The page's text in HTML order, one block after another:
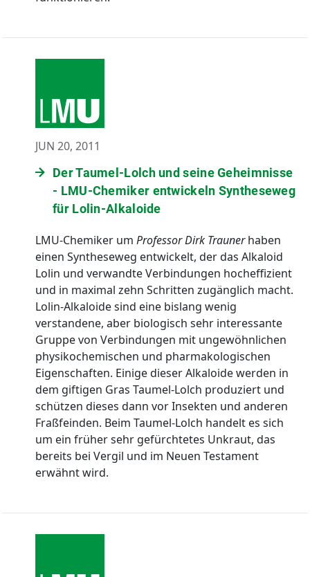
JUN 20, 2011
Der Taumel-Lolch und seine Geheimnisse
- LMU-Chemiker entwickeln Syntheseweg
für Lolin-Alkaloide
LMU-Chemiker um Professor Dirk Traunerhaben
einen Syntheseweg entwickelt, der das Alkaloid
Lolin und verwandte Verbindungen hocheffizient
und in maximal zehn Schritten zugänglich macht.
Lolin-Alkaloide sind eine bislang wenig
verstandene, aber biologisch sehr interessante
Gruppe von Verbindungen mit ungewöhnlichen
physikochemischen und pharmakologischen
Eigenschaften. Einige dieser Alkaloide werden in
dem giftigen Gras Taumel-Lolch produziert und
schützen dieses dann vor Insekten und anderen
Fraßfeinden. Beim Taumel-Lolch handelt es sich
um ein früher sehr gefürchtetes Unkraut, das
bereits bei Vergil und im Neuen Testament
erwähnt wird.